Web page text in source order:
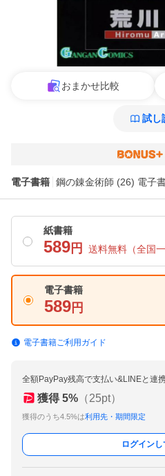
おまかせ比較
試し
電子書籍 鋼の錬金術師 (26) 電子
紙書籍
589 円 送料無料 （全国
電子書籍
589 円
電子書籍ご利用ガイド
全額PayPay残高で支払い&LINEと連
獲得 5% （25pt）
獲得のうち4.5%は利用先・期間限定
ログイン